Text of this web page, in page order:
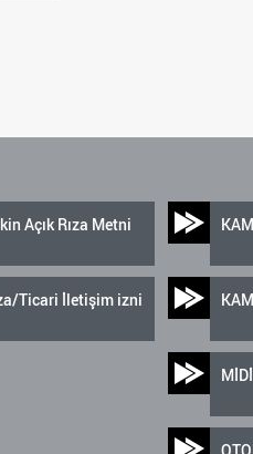
Açık Rıza Metni
Ticari İletişim izni